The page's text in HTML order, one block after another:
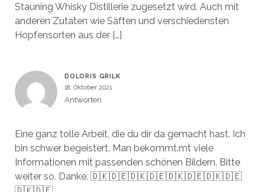
Stauning Whisky Distillerie zugesetzt wird. Auch mit
anderen Zutaten wie Säften und verschiedensten
Hopfensorten aus der […]
DOLORIS GRILK
18. Oktober 2021
Antworten
Eine ganz tolle Arbeit, die du dir da gemacht hast. Ich
bin schwer begeistert. Man bekommt.mt viele
Informationen mit passenden schönen Bildern. Bitte
weiter so. Danke. 🇩🇰🇩🇪🇩🇰🇩🇪🇩🇰🇩🇪🇩🇰🇩🇪